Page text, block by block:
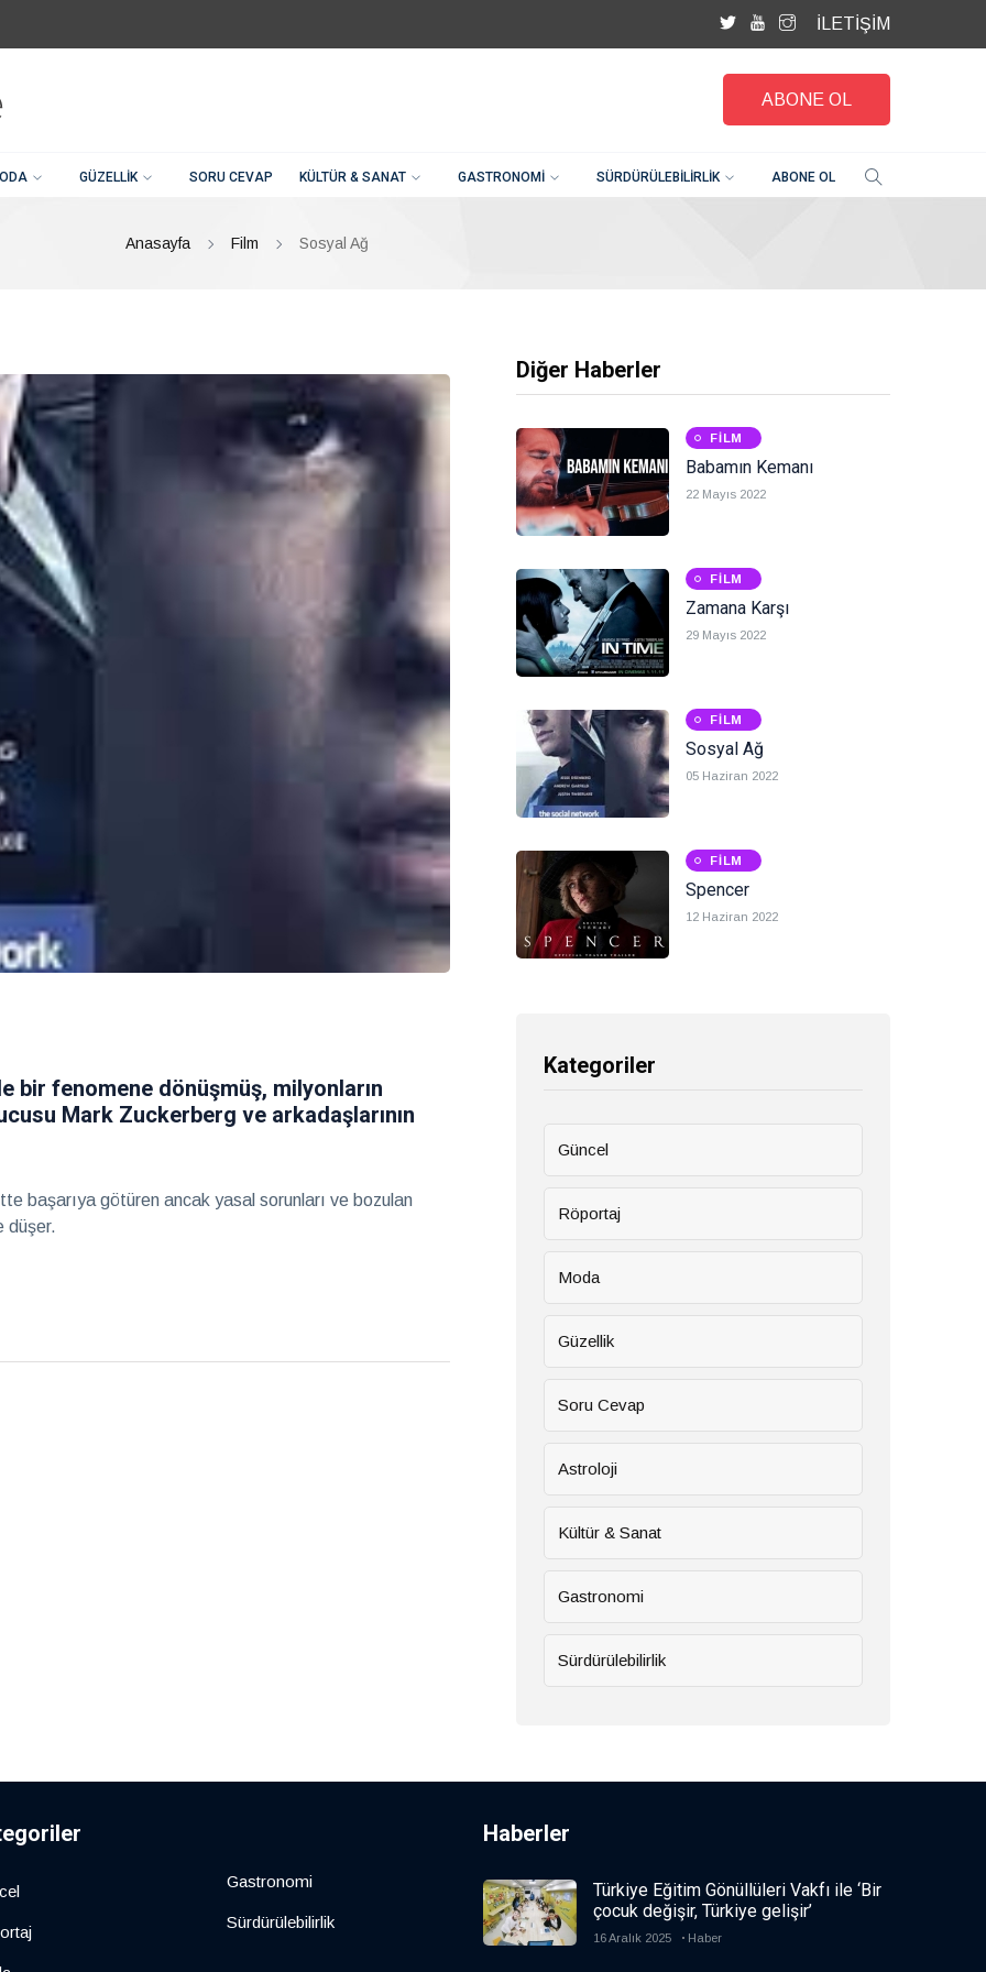
İLETİŞİM
ABONE OL
GÜZELLIK SORU CEVAP KÜLTÜR & SANAT GASTRONOMI SÜRDÜRÜLEBILIRLIK ABONE OL
Anasayfa Film Sosyal Ağ
bir fenomene dönüşmüş, milyonların
Mark Zuckerberg ve arkadaşlarının
başarıya götüren ancak yasal sorunları ve bozulan
düşer.
Diğer Haberler
FILM
Babamın Kemanı
22 Mayıs 2022
FILM
Zamana Karşı
29 Mayıs 2022
FILM
Sosyal Ağ
05 Haziran 2022
FILM
Spencer
12 Haziran 2022
Kategoriler
Güncel
Röportaj
Moda
Güzellik
Soru Cevap
Astroloji
Kültür & Sanat
Gastronomi
Sürdürülebilirlik
Gastronomi
Sürdürülebilirlik
Haberler
Türkiye Eğitim Gönüllüleri Vakfı ile ‘Bir
çocuk değişir, Türkiye gelişir’
16 Aralık 2025 Haber